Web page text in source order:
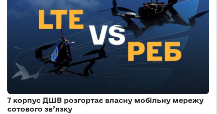
7 корпус ДШВ розгортає власну мобільну мережу
сотового зв’язку